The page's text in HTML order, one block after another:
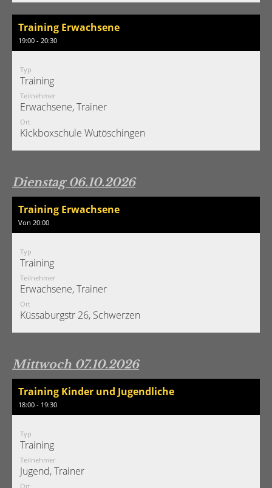
Training Erwachsene
19:00 - 20:30
Typ
Training
Teilnehmer
Erwachsene, Trainer
Ort
Kickboxschule Wutöschingen
Dienstag 06.10.2026
Training Erwachsene
Von 20:00
Typ
Training
Teilnehmer
Erwachsene, Trainer
Ort
Küssaburgstr 26, Schwerzen
Mittwoch 07.10.2026
Training Kinder und Jugendliche
18:00 - 19:30
Typ
Training
Teilnehmer
Jugend, Trainer
Ort